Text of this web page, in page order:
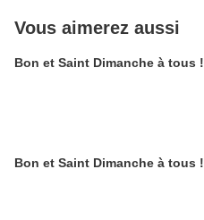
Vous aimerez aussi
Bon et Saint Dimanche à tous !
Bon et Saint Dimanche à tous !